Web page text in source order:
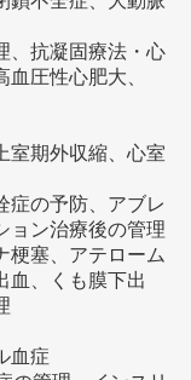
、抗凝固療法・心
圧性心肥大、
室期外収縮、心室
症の予防、アブレ
ョン治療後の管理
梗塞、アテローム
血、くも膜下出
血症